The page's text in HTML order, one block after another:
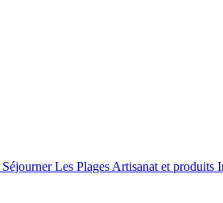
SéjournerLes Plages Artisanat et produits